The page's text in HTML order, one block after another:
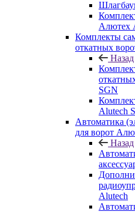
Алютех
Комплекты
откатных
Назад
SGN
Alutech
Автоматика
для ворот
Назад
Alutech